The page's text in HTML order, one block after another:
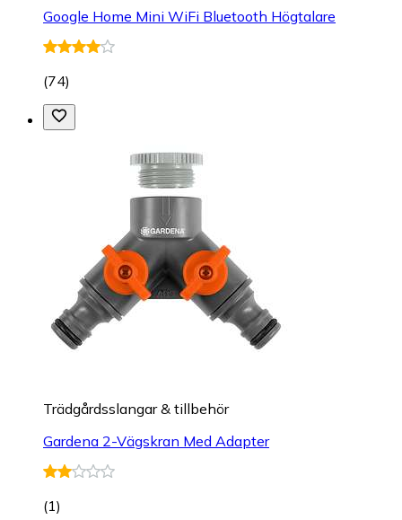
Google Home Mini WiFi Bluetooth Högtalare
(74)
Trädgårdsslangar & tillbehör
Gardena 2-Vägskran Med Adapter
(1)